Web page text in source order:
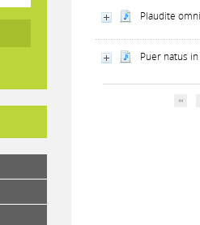
Plaudite
Puer natus